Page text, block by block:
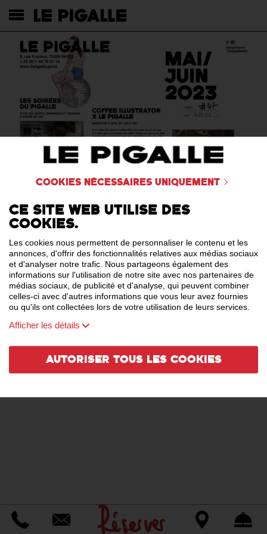
Cookies nécessaires uniquement
Ce site web utilise des
cookies.
Les cookies nous permettent de personnaliser le contenu et les
annonces, d'offrir des fonctionnalités relatives aux médias sociaux
et d'analyser notre trafic. Nous partageons également des
informations sur l'utilisation de notre site avec nos partenaires de
médias sociaux, de publicité et d'analyse, qui peuvent combiner
celles-ci avec d'autres informations que vous leur avez fournies
ou qu'ils ont collectées lors de votre utilisation de leurs services.
Afficher les détails
Autoriser tous les cookies